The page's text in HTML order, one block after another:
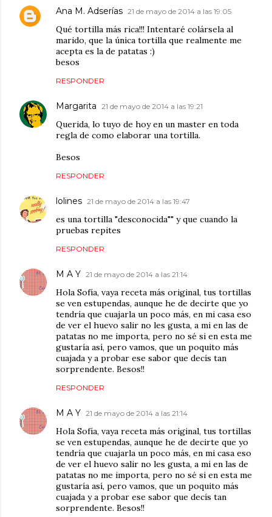
Ana M. Adserías 21 de mayo de 2014 a las 19:05
Qué tortilla más rica!!! Intentaré colársela al
marido, que la única tortilla que realmente me
acepta es la de patatas :)
besos
RESPONDER
Margarita 21 de mayo de 2014 a las 19:21
Querida, lo tuyo de hoy en un master en toda
regla de como elaborar una tortilla.
Besos
RESPONDER
lolines 21 de mayo de 2014 a las 19:47
es una tortilla "desconocida"" y que cuando la
pruebas repites
RESPONDER
M A Y 21 de mayo de 2014 a las 21:14
Hola Sofía, vaya receta más original, tus tortillas
se ven estupendas, aunque he de decirte que yo
tendría que cuajarla un poco más, en mi casa eso
de ver el huevo salir no les gusta, a mi en las de
patatas no me importa, pero no sé si en esta me
gustaría así, pero vamos, que un poquito más
cuajada y a probar ese sabor que decís tan
sorprendente. Besos!!
RESPONDER
M A Y 21 de mayo de 2014 a las 21:14
Hola Sofía, vaya receta más original, tus tortillas
se ven estupendas, aunque he de decirte que yo
tendría que cuajarla un poco más, en mi casa eso
de ver el huevo salir no les gusta, a mi en las de
patatas no me importa, pero no sé si en esta me
gustaría así, pero vamos, que un poquito más
cuajada y a probar ese sabor que decís tan
sorprendente. Besos!!